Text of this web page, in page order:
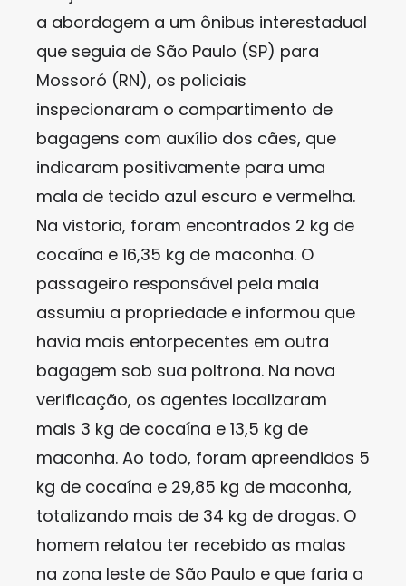
a abordagem a um ônibus interestadual
que seguia de São Paulo (SP) para
Mossoró (RN), os policiais
inspecionaram o compartimento de
bagagens com auxílio dos cães, que
indicaram positivamente para uma
mala de tecido azul escuro e vermelha.
Na vistoria, foram encontrados 2 kg de
cocaína e 16,35 kg de maconha. O
passageiro responsável pela mala
assumiu a propriedade e informou que
havia mais entorpecentes em outra
bagagem sob sua poltrona. Na nova
verificação, os agentes localizaram
mais 3 kg de cocaína e 13,5 kg de
maconha. Ao todo, foram apreendidos 5
kg de cocaína e 29,85 kg de maconha,
totalizando mais de 34 kg de drogas. O
homem relatou ter recebido as malas
na zona leste de São Paulo e que faria a